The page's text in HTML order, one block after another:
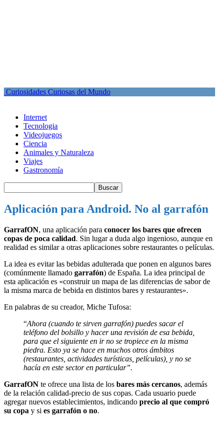
Curiosidades Curiosas del Mundo
Internet
Tecnologia
Videojuegos
Ciencia
Animales y Naturaleza
Viajes
Gastronomía
Aplicación para Android. No al garrafón
GarrafON, una aplicación para conocer los bares que ofrecen
copas de poca calidad. Sin lugar a duda algo ingenioso, aunque en
realidad es similar a otras aplicaciones sobre restaurantes o películas.
La idea es evitar las bebidas adulterada que ponen en algunos bares
(comúnmente llamado garrafón) de España. La idea principal de
esta aplicación es «construir un mapa de las diferencias de sabor de
la misma marca de bebida en distintos bares y restaurantes».
En palabras de su creador, Miche Tufosa:
“Ahora (cuando te sirven garrafón) puedes sacar el
teléfono del bolsillo y hacer una revisión de esa bebida,
para que el siguiente en ir no se tropiece en la misma
piedra. Esto ya se hace en muchos otros ámbitos
(restaurantes, actividades turísticas, películas), y no se
hacía en este sector en particular”.
GarrafON te ofrece una lista de los bares más cercanos, además
de la relación calidad-precio de sus copas. Cada usuario puede
agregar nuevos establecimientos, indicando precio al que compró
su copa y si es garrafón o no.